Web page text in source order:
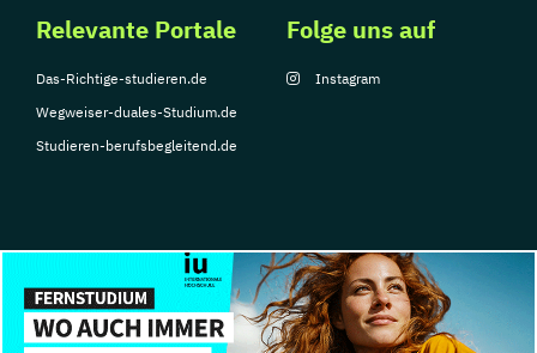
Relevante Portale
Das-Richtige-studieren.de
Wegweiser-duales-Studium.de
Studieren-berufsbegleitend.de
Folge uns auf
Instagram
© Copyright 2026, TarGroup Media GmbH
Impressum
Über Datenschutzerklärung Nutzungsbedingungen